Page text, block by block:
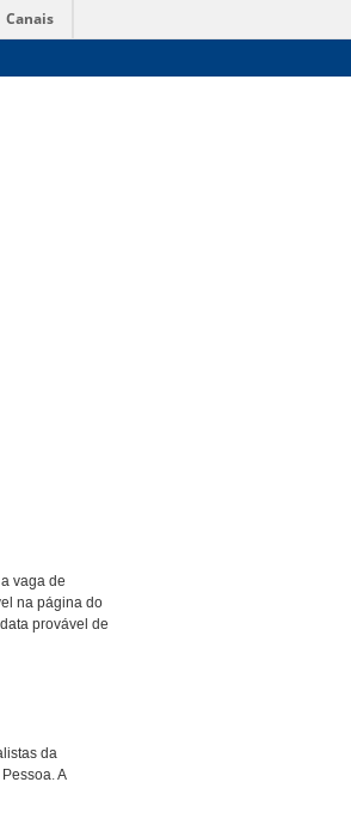
Canais
vaga de
na página do
provável de
da
A